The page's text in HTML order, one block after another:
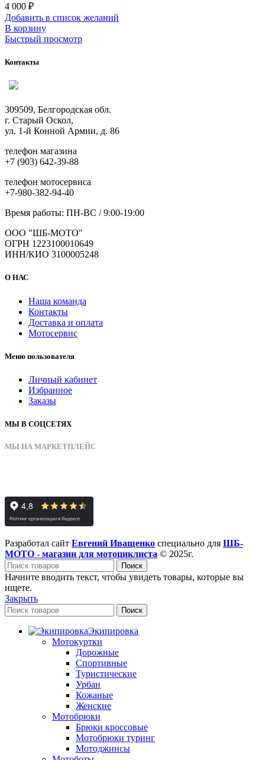
4 000 ₽
Добавить в список желаний
В корзину
Быстрый просмотр
Контакты
309509, Белгородская обл.
г. Старый Оскол,
ул. 1-й Конной Армии, д. 86
телефон магазина
+7 (903) 642-39-88
телефон мотосервиса
+7-980-382-94-40
Время работы: ПН-ВС / 9:00-19:00
ООО "ШБ-МОТО"
ОГРН 1223100010649
ИНН/КИО 3100005248
О НАС
Наша команда
Контакты
Доставка и оплата
Мотосервис
Меню пользователя
Личный кабинет
Избранное
Заказы
МЫ В СОЦСЕТЯХ
МЫ НА МАРКЕТПЛЕЙС
Разработал сайт Евгений Иващенко специально для ШБ-
МОТО - магазин для мотоциклиста © 2025г.
Поиск
Начните вводить текст, чтобы увидеть товары, которые вы
ищете.
Закрыть
Поиск
Экипировка
Мотокуртки
Дорожные
Спортивные
Туристические
Урбан
Кожаные
Женские
Мотобрюки
Брюки кроссовые
Мотобрюки туринг
Мотоджинсы